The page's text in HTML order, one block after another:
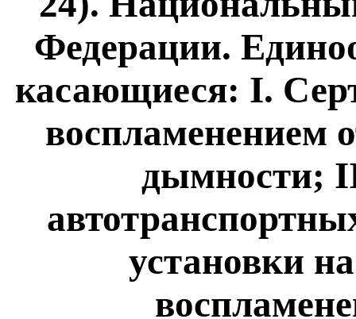
Федерации.
касающиеся: I.
воспламенением
дымности;
установки